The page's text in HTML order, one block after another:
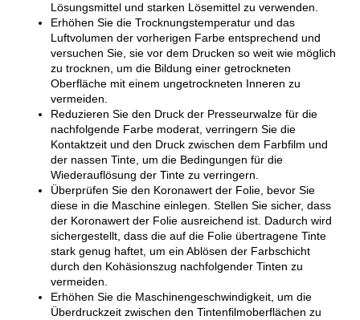
Lösungsmittel und starken Lösemittel zu verwenden.
Erhöhen Sie die Trocknungstemperatur und das
Luftvolumen der vorherigen Farbe entsprechend und
versuchen Sie, sie vor dem Drucken so weit wie möglich
zu trocknen, um die Bildung einer getrockneten
Oberfläche mit einem ungetrockneten Inneren zu
vermeiden.
Reduzieren Sie den Druck der Presseurwalze für die
nachfolgende Farbe moderat, verringern Sie die
Kontaktzeit und den Druck zwischen dem Farbfilm und
der nassen Tinte, um die Bedingungen für die
Wiederauflösung der Tinte zu verringern.
Überprüfen Sie den Koronawert der Folie, bevor Sie
diese in die Maschine einlegen. Stellen Sie sicher, dass
der Koronawert der Folie ausreichend ist. Dadurch wird
sichergestellt, dass die auf die Folie übertragene Tinte
stark genug haftet, um ein Ablösen der Farbschicht
durch den Kohäsionszug nachfolgender Tinten zu
vermeiden.
Erhöhen Sie die Maschinengeschwindigkeit, um die
Überdruckzeit zwischen den Tintenfilmoberflächen zu